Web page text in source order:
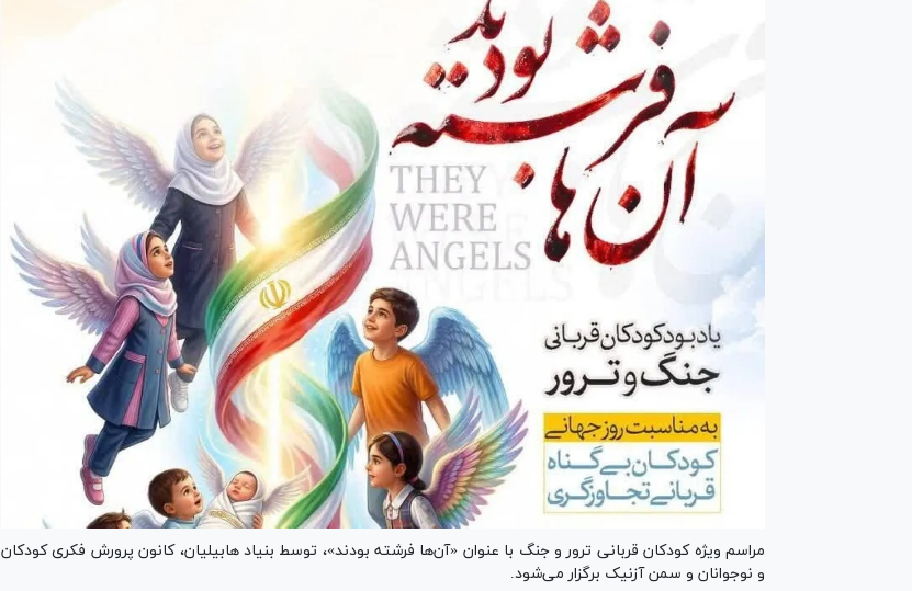
مراسم ویژه کودکان قربانی ترور و جنگ با عنوان «آن‌ها فرشته بودند»، توسط بنیاد هابیلیان، کانون پرورش فکری کودکان
و نوجوانان و سمن آزنیک برگزار می‌شود.